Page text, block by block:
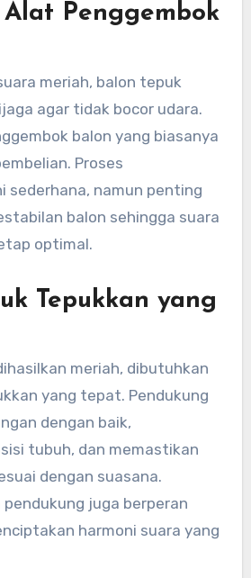
Penggembok
meriah, balon tepuk
agar tidak bocor udara.
balon yang biasanya
Proses
sederhana, namun penting
balon sehingga suara
optimal.
Tepukkan yang
meriah, dibutuhkan
yang tepat. Pendukung
dengan baik,
tubuh, dan memastikan
dengan suasana.
juga berperan
harmoni suara yang